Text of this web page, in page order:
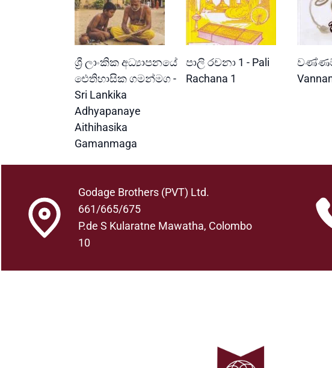
ශ්‍රී ලාංකික අධ්‍යාපනයේ
ඓතිහාසික ගමන්මග -
Sri Lankika
Adhyapanaye
Aithihasika
Gamanmaga
පාලි රචනා 1 - Pali
Rachana 1
Godage Brothers (PVT) Ltd.
661/665/675
P.de S Kularatne Mawatha, Colombo
10